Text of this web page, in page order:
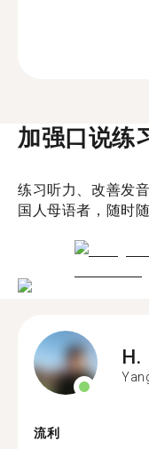
加强口说练
练习听力、改善发
国人母语者，随时
H.
流利